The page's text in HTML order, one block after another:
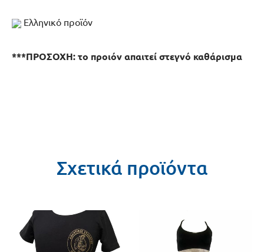
Ελληνικό προϊόν
***ΠΡΟΣΟΧΗ: το προιόν απαιτεί στεγνό καθάρισμα
Σχετικά προϊόντα